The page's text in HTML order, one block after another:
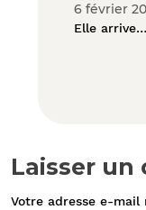
6 février
Elle arrive…
Laisser un
Votre adresse e-mail